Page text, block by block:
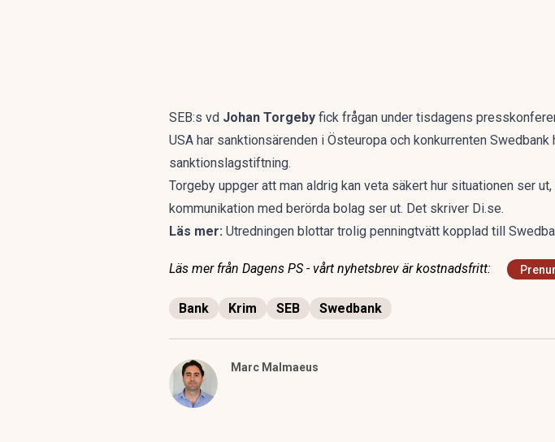
SEB:s vd Johan Torgeby fick frågan under tisdagens
USA har sanktionsärenden i Östeuropa och konkurrenten
sanktionslagstiftning.
Torgeby uppger att man aldrig kan veta säkert hur situationen ser
kommunikation med berörda bolag ser ut. Det skriver Di.se.
Läs mer: Utredningen blottar trolig penningtvätt kopplad till
Läs mer från Dagens PS - vårt nyhetsbrev är kostnadsfritt:
Bank Krim SEB Swedbank
Marc Malmaeus